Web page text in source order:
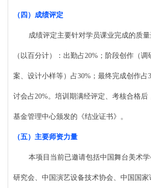
（四） 成绩评定
成绩评定主要针对学员课业完成的质
（以百分计）：出勤占20%；阶段创作（调
案、设计小样等）占30%；最终完成创作占
讨会占20%。培训期满经评定、考核合格后
基金管理中心颁发的《结业证书》。
（五） 主要师资力量
本项目当前已邀请包括中国舞台美术
研究会、中国演艺设备技术协会、中国国家